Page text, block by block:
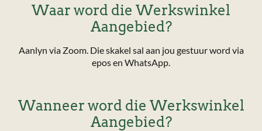
Waar word die Werkswinkel
Aangebied?
Aanlyn via Zoom. Die skakel sal aan jou gestuur word via
epos en WhatsApp.
Wanneer word die Werkswinkel
Aangebied?